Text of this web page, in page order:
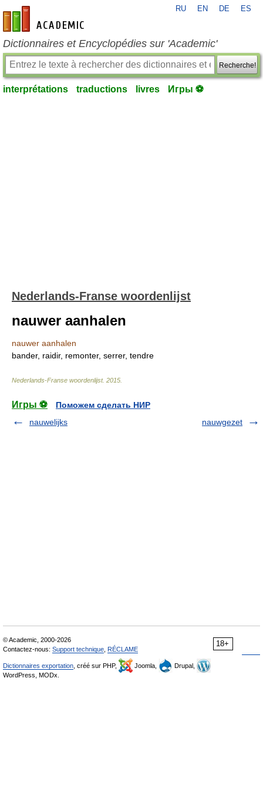
fr-academic.com
RU EN DE ES
Dictionnaires et Encyclopédies sur 'Academic'
Recherche!
interprétations traductions livres Игры ⚽
Nederlands-Franse woordenlijst
nauwer aanhalen
nauwer aanhalen
bander, raidir, remonter, serrer, tendre
Nederlands-Franse woordenlijst. 2015
Игры ⚽
Поможем сделать НИР
nauwelijks
nauwgezet
18+
© Academic, 2000-2026
Contactez-nous: Support technique RÉCLAME
Dictionnaires exportation , créé sur PHP, Joomla,
Drupal,
WordPress, MODx.